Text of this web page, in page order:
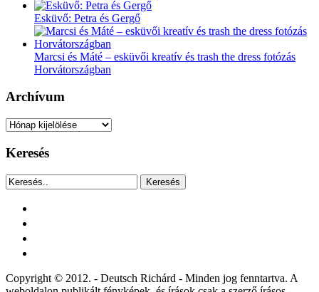
Esküvő: Petra és Gergő
Marcsi és Máté – esküvői kreatív és trash the dress fotózás
Horvátországban
Archívum
Archívum
Keresés
Keresés
Copyright © 2012. - Deutsch Richárd - Minden jog fenntartva. A